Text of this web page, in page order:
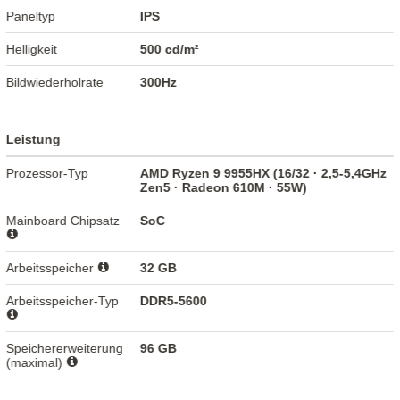
Paneltyp IPS
Helligkeit 500 cd/m²
Bildwiederholrate 300Hz
Leistung
Prozessor-Typ
AMD Ryzen 9 9955HX (16/32 · 2,5-5,4GHz
Zen5 · Radeon 610M · 55W)
Mainboard Chipsatz SoC
Arbeitsspeicher 32 GB
Arbeitsspeicher-Typ DDR5-5600
Speichererweiterung
(maximal)
96 GB